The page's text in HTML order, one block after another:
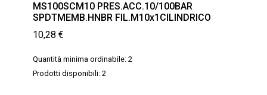
MS100SCM10 PRES.ACC.10/100BAR
SPDTMEMB.HNBR FIL.M10x1CILINDRICO
10,28 €
Quantità minima ordinabile: 2
Prodotti disponibili: 2